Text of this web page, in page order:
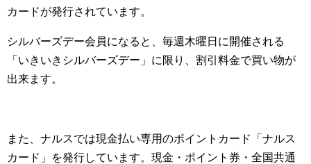
カードが発行されています。
シルバーズデー会員になると、毎週木曜日に開催される
「いきいきシルバーズデー」に限り、割引料金で買い物が
出来ます。
また、ナルスでは現金払い専用のポイントカード「ナルス
カード」を発行しています。現金・ポイント券・全国共通